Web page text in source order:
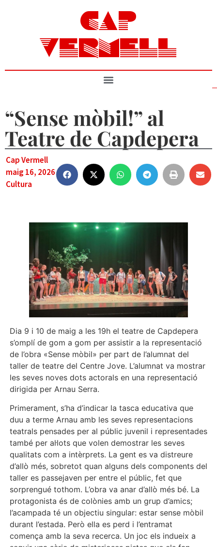
CAP
VERMELL
“Sense mòbil!” al
Teatre de Capdepera
Cap Vermell
maig 16, 2026
Cultura
Dia 9 i 10 de maig a les 19h el teatre de Capdepera
s’omplí de gom a gom per assistir a la representació
de l’obra «Sense mòbil» per part de l’alumnat del
taller de teatre del Centre Jove. L’alumnat va mostrar
les seves noves dots actorals en una representació
dirigida per Arnau Serra.
Primerament, s’ha d’indicar la tasca educativa que
duu a terme Arnau amb les seves representacions
teatrals pensades per al públic juvenil i representades
també per al·lots que volen demostrar les seves
qualitats com a intèrprets. La gent es va distreure
d’allò més, sobretot quan alguns dels components del
taller es passejaven per entre el públic, fet que
sorprengué tothom. L’obra va anar d’allò més bé. La
protagonista és de colònies amb un grup d’amics;
l’acampada té un objectiu singular: estar sense mòbil
durant l’estada. Però ella es perd i l’entramat
comença amb la seva recerca. Un joc els indueix a